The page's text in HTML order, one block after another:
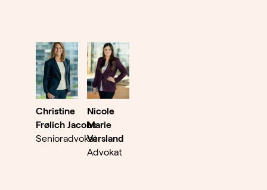
Christine
Frølich Jacobs
Senioradvokat
Nicole
Marie
Versland
Advokat